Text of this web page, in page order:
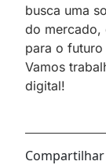
busca uma
do mercado,
para o futuro
Vamos
digital!
Compartilhar